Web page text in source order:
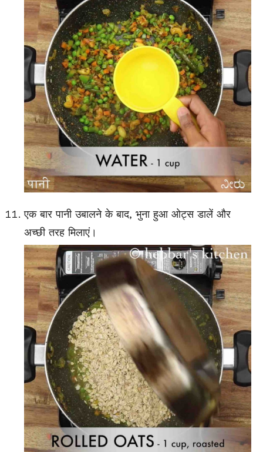
एक बार पानी उबालने के बाद, भुना हुआ ओट्स डालें और
अच्छी तरह मिलाएं।